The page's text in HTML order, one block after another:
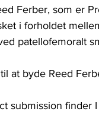
Ferber, som er
i forholdet
patellofemoralt
at byde Reed
submission finder I